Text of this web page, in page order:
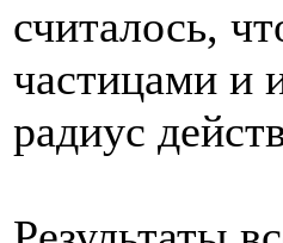
считалось,
частицами и
радиус